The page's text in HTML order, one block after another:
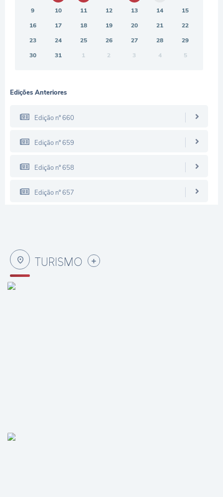
9
10 11 12 13 14
15
16
17 18 19 20 21
22
23
24 25 26 27 28
29
30
31 1 2 3 4 5
Edições Anteriores
Edição nº 660
Edição nº 659
Edição nº 658
Edição nº 657
TURISMO